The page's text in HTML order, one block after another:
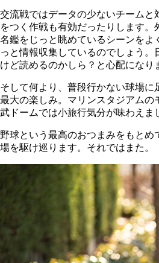
交流戦ではデータの少ないチームと
をつく作戦も有効だったりします
名鑑をじっと眺めているシーンをよ
っと情報収集しているのでしょう。
けど読めるのかしら？と心配になり
そして何より、普段行かない球場に
最大の楽しみ。マリンスタジアムの
武ドームでは小旅行気分が味わえま
野球という最高のおつまみをもとめ
場を駆け巡ります。それではまた。